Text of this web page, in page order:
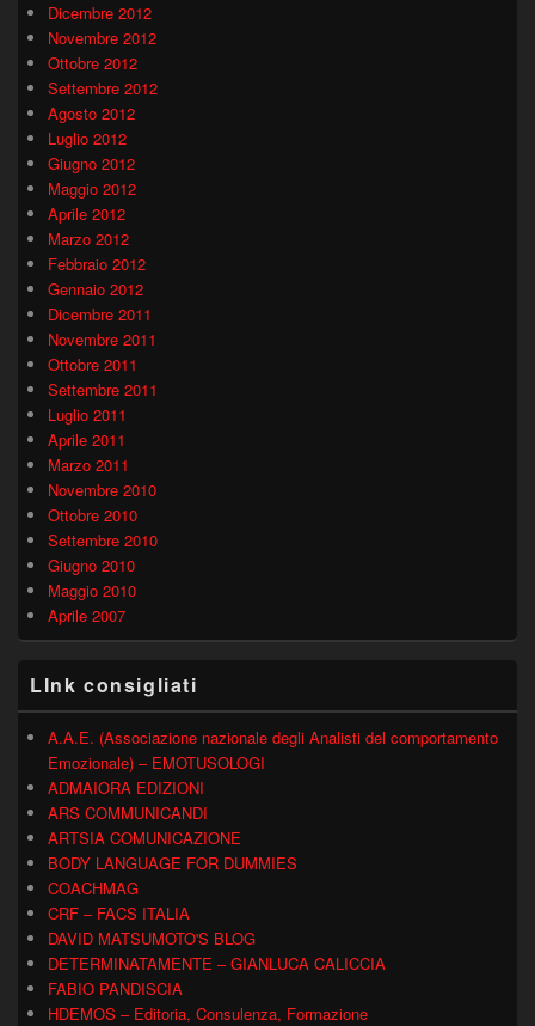
Dicembre 2012
Novembre 2012
Ottobre 2012
Settembre 2012
Agosto 2012
Luglio 2012
Giugno 2012
Maggio 2012
Aprile 2012
Marzo 2012
Febbraio 2012
Gennaio 2012
Dicembre 2011
Novembre 2011
Ottobre 2011
Settembre 2011
Luglio 2011
Aprile 2011
Marzo 2011
Novembre 2010
Ottobre 2010
Settembre 2010
Giugno 2010
Maggio 2010
Aprile 2007
LInk consigliati
A.A.E. (Associazione nazionale degli Analisti del comportamento
Emozionale) – EMOTUSOLOGI
ADMAIORA EDIZIONI
ARS COMMUNICANDI
ARTSIA COMUNICAZIONE
BODY LANGUAGE FOR DUMMIES
COACHMAG
CRF – FACS ITALIA
DAVID MATSUMOTO'S BLOG
DETERMINATAMENTE – GIANLUCA CALICCIA
FABIO PANDISCIA
HDEMOS – Editoria, Consulenza, Formazione